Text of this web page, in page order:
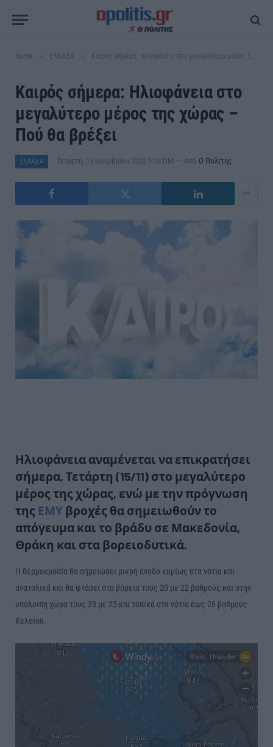
Home ΕΛΛΑΔΑ Καιρός σήμερα: Ηλιοφάνεια στο μεγαλύτερο μέρος της χώρας – Πού θα βρέξει
Καιρός σήμερα: Ηλιοφάνεια στο
μεγαλύτερο μέρος της χώρας –
Πού θα βρέξει
ΕΛΛΑΔΑ Τετάρτη, 15 Νοεμβρίου 2023 9:18 ΠΜ Από Ο Πολίτης
Ηλιοφάνεια αναμένεται να επικρατήσει
σήμερα, Τετάρτη (15/11) στο μεγαλύτερο
μέρος της χώρας, ενώ με την πρόγνωση
της ΕΜΥ βροχές θα σημειωθούν το
απόγευμα και το βράδυ σε Μακεδονία,
Θράκη και στα βορειοδυτικά.
Η θερμοκρασία θα σημειώσει μικρή άνοδο κυρίως στα νότια και
ανατολικά και θα φτάσει στα βόρεια τους 20 με 22 βαθμούς και στην
υπόλοιπη χώρα τους 23 με 25 και τοπικά στα νότια έως 26 βαθμούς
Κελσίου.